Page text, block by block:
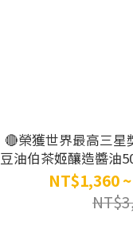
🔴榮獲世界最高三星
豆油伯茶姬釀造醬油
台灣
NT$1,360